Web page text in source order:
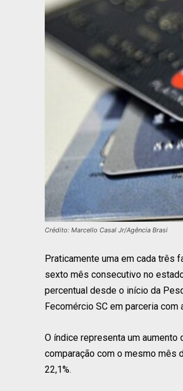
Crédito: Marcello Casal Jr/Agência Brasi
Praticamente uma em cada três
sexto mês consecutivo no
percentual desde o início da
Fecomércio SC em parceria com
O índice representa um
comparação com o mesmo mês
22,1%.